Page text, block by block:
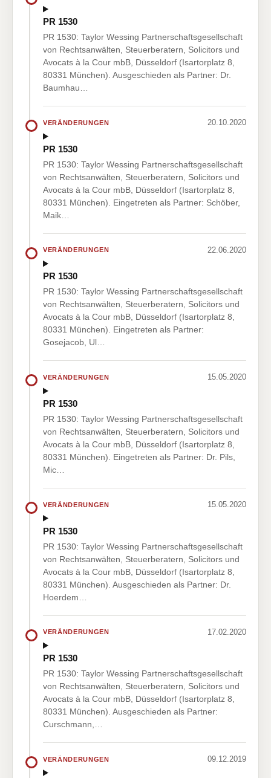
PR 1530
PR 1530: Taylor Wessing Partnerschaftsgesellschaft
von Rechtsanwälten, Steuerberatern, Solicitors und
Avocats à la Cour mbB, Düsseldorf (Isartorplatz 8,
80331 München). Ausgeschieden als Partner: Dr.
Baumhau…
VERÄNDERUNGEN 20.10.2020
PR 1530
PR 1530: Taylor Wessing Partnerschaftsgesellschaft
von Rechtsanwälten, Steuerberatern, Solicitors und
Avocats à la Cour mbB, Düsseldorf (Isartorplatz 8,
80331 München). Eingetreten als Partner: Schöber,
Maik…
VERÄNDERUNGEN 22.06.2020
PR 1530
PR 1530: Taylor Wessing Partnerschaftsgesellschaft
von Rechtsanwälten, Steuerberatern, Solicitors und
Avocats à la Cour mbB, Düsseldorf (Isartorplatz 8,
80331 München). Eingetreten als Partner:
Gosejacob, Ul…
VERÄNDERUNGEN 15.05.2020
PR 1530
PR 1530: Taylor Wessing Partnerschaftsgesellschaft
von Rechtsanwälten, Steuerberatern, Solicitors und
Avocats à la Cour mbB, Düsseldorf (Isartorplatz 8,
80331 München). Eingetreten als Partner: Dr. Pils,
Mic…
VERÄNDERUNGEN 15.05.2020
PR 1530
PR 1530: Taylor Wessing Partnerschaftsgesellschaft
von Rechtsanwälten, Steuerberatern, Solicitors und
Avocats à la Cour mbB, Düsseldorf (Isartorplatz 8,
80331 München). Ausgeschieden als Partner: Dr.
Hoerdem…
VERÄNDERUNGEN 17.02.2020
PR 1530
PR 1530: Taylor Wessing Partnerschaftsgesellschaft
von Rechtsanwälten, Steuerberatern, Solicitors und
Avocats à la Cour mbB, Düsseldorf (Isartorplatz 8,
80331 München). Ausgeschieden als Partner:
Curschmann,…
VERÄNDERUNGEN 09.12.2019